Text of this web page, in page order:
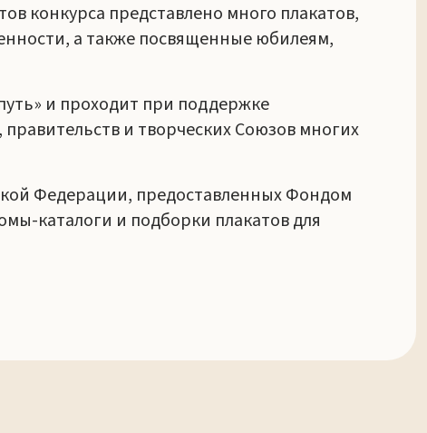
конкурса представлено много плакатов,
а также посвященные юбилеям,
и проходит при поддержке
и творческих Союзов многих
Федерации, предоставленных Фондом
каталоги и подборки плакатов для